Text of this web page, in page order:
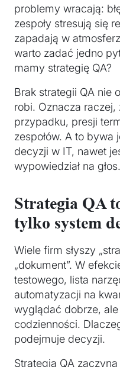
problemy wracają:
zespoły stresują się
zapadają w
warto zadać jedno
mamy strategię QA?
Brak strategii QA nie
robi. Oznacza
przypadku, presji
zespołów. A to bywa
decyzji w IT, nawet
wypowiedział na głos.
Strategia QA
tylko system
Wiele firm słyszy
„dokument”. W
testowego, lista
automatyzacji na
wyglądać dobrze,
codzienności.
podejmuje decyzji.
Strategia QA